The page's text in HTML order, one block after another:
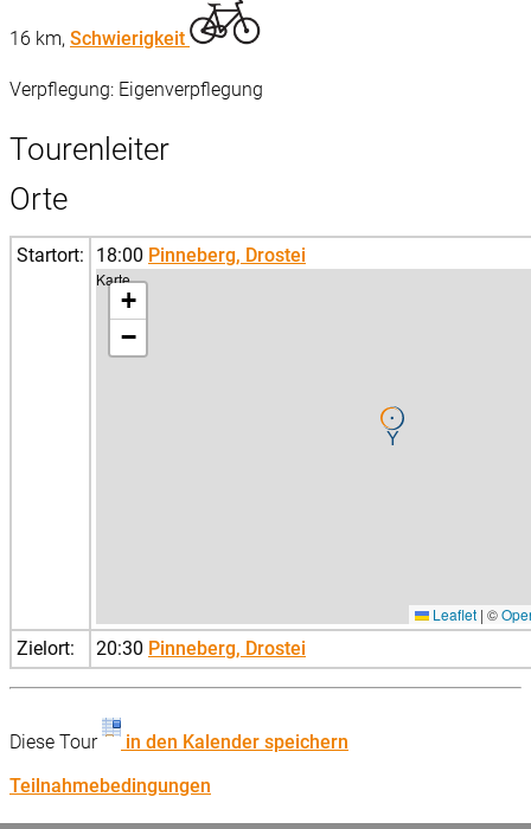
16 km, Schwierigkeit
Verpflegung: Eigenverpflegung
Tourenleiter
Orte
Startort: 18:00 Pinneberg, Drostei
Karte
+
−
Leaflet | ©
Zielort: 20:30 Pinneberg, Drostei
Diese Tour
in den Kalender speichern
Teilnahmebedingungen